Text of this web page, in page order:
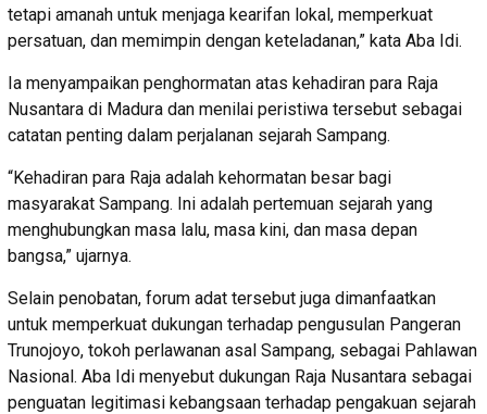
tetapi amanah untuk menjaga kearifan lokal, memperkuat
persatuan, dan memimpin dengan keteladanan,” kata Aba Idi.
Ia menyampaikan penghormatan atas kehadiran para Raja
Nusantara di Madura dan menilai peristiwa tersebut sebagai
catatan penting dalam perjalanan sejarah Sampang.
“Kehadiran para Raja adalah kehormatan besar bagi
masyarakat Sampang. Ini adalah pertemuan sejarah yang
menghubungkan masa lalu, masa kini, dan masa depan
bangsa,” ujarnya.
Selain penobatan, forum adat tersebut juga dimanfaatkan
untuk memperkuat dukungan terhadap pengusulan Pangeran
Trunojoyo, tokoh perlawanan asal Sampang, sebagai Pahlawan
Nasional. Aba Idi menyebut dukungan Raja Nusantara sebagai
penguatan legitimasi kebangsaan terhadap pengakuan sejarah